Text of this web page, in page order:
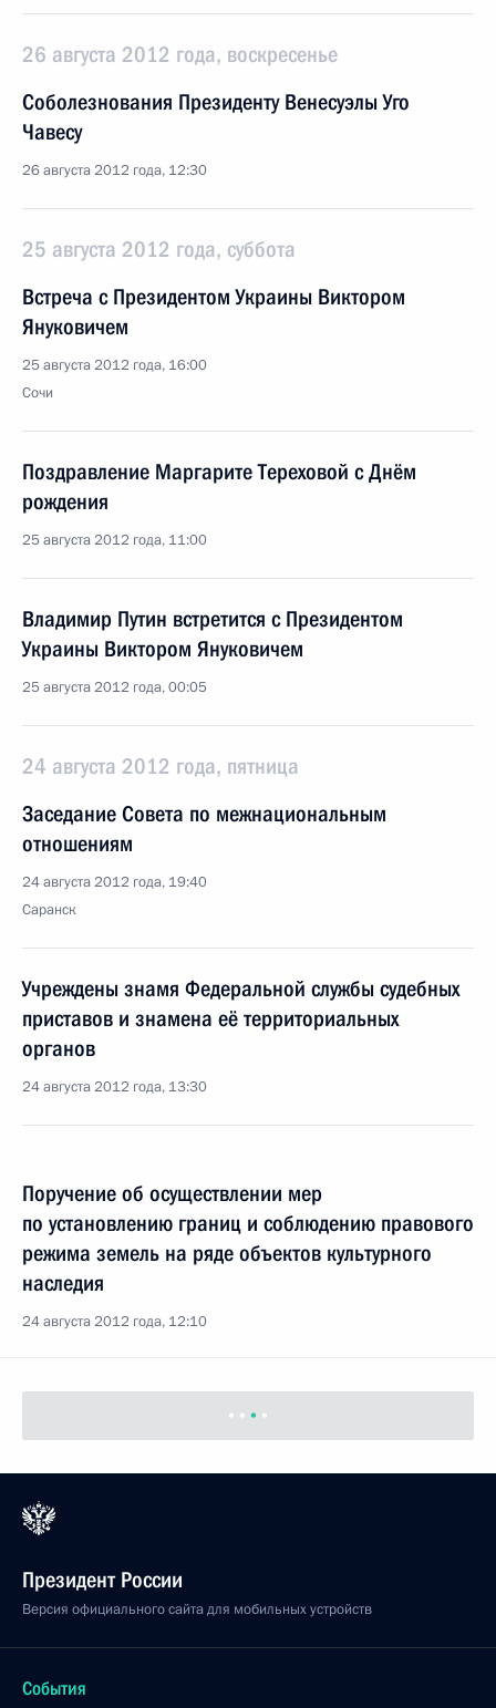
26 августа 2012 года, воскресенье
Соболезнования Президенту Венесуэлы Уго
Чавесу
26 августа 2012 года, 12:30
25 августа 2012 года, суббота
Встреча с Президентом Украины Виктором
Януковичем
25 августа 2012 года, 16:00
Сочи
Поздравление Маргарите Тереховой с Днём
рождения
25 августа 2012 года, 11:00
Владимир Путин встретится с Президентом
Украины Виктором Януковичем
25 августа 2012 года, 00:05
24 августа 2012 года, пятница
Заседание Совета по межнациональным
отношениям
24 августа 2012 года, 19:40
Саранск
Учреждены знамя Федеральной службы судебных
приставов и знамена её территориальных
органов
24 августа 2012 года, 13:30
Поручение об осуществлении мер
по установлению границ и соблюдению правового
режима земель на ряде объектов культурного
наследия
24 августа 2012 года, 12:10
Президент России
Версия официального сайта для мобильных устройств
События